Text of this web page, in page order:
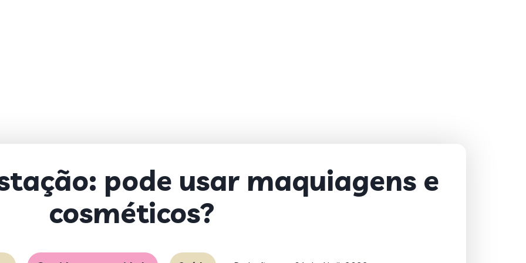
pode usar maquiagens e
cosméticos?